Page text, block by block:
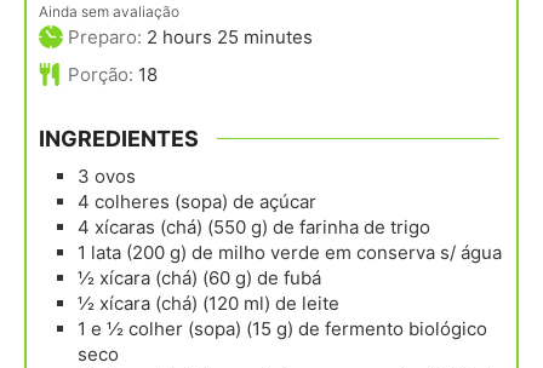
Ainda sem avaliação
Preparo: 2hours
hours 25minutes
minutes
Porção: 18
INGREDIENTES
3 ovos
4 colheres (sopa) de açúcar
4 xícaras (chá) (550 g) de farinha de trigo
1 lata (200 g) de milho verde em conserva s/ água
½ xícara (chá) (60 g) de fubá
½ xícara (chá) (120 ml) de leite
1 e ½ colher (sopa) (15 g) de fermento biológico
seco